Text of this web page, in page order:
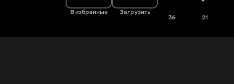
В избранные Загрузить
36 21